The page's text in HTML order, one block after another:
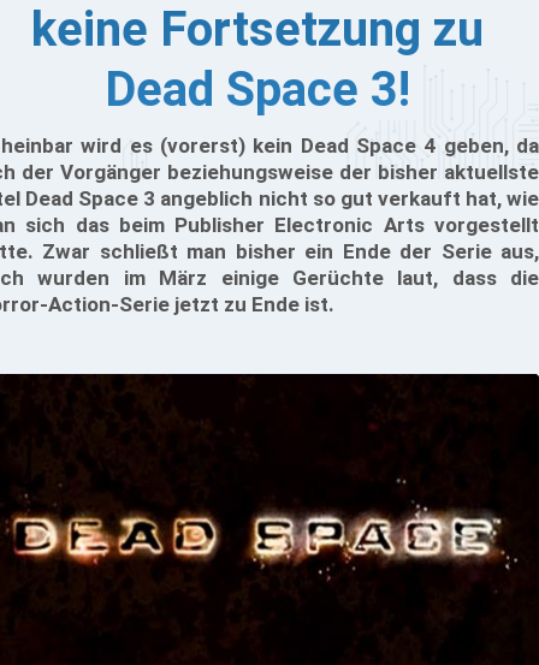
keine Fortsetzung zu
Dead Space 3!
wird es (vorerst) kein Dead Space 4 geben, da
der Vorgänger beziehungsweise der bisher aktuellste
Dead Space 3 angeblich nicht so gut verkauft hat, wie
sich das beim Publisher Electronic Arts vorgestellt
Zwar schließt man bisher ein Ende der Serie aus,
wurden im März einige Gerüchte laut, dass die
Action-Serie jetzt zu Ende ist.